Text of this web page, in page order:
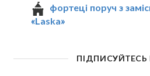
фортеці поруч з
«Laska»